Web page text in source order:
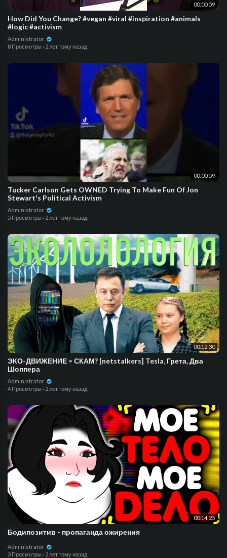
00:00:59
How Did You Change? #vegan #viral #inspiration #animals
#logic #activism
Administrator
8 Просмотры · 2 лет тому назад
00:00:59
Tucker Carlson Gets OWNED Trying To Make Fun Of Jon
Stewart's Political Activism
Administrator
5 Просмотры · 2 лет тому назад
00:12:30
ЭКО-ДВИЖЕНИЕ = СКАМ? [netstalkers] Tesla, Грета, Два
Шоппера
Administrator
4 Просмотры · 2 лет тому назад
00:14:25
Бодипозитив - пропаганда ожирения
Administrator
3 Просмотры · 2 лет тому назад